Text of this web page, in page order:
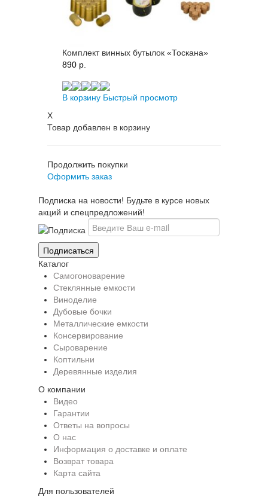
Комплект винных бутылок «Тоскана»
890 p.
В корзину Быстрый просмотр
X
Товар добавлен в корзину
Продолжить покупки
Оформить заказ
Подписка на новости! Будьте в курсе новых
акций и спецпредложений!
Каталог
Самогоноварение
Стеклянные емкости
Виноделие
Дубовые бочки
Металлические емкости
Консервирование
Сыроварение
Коптильни
Деревянные изделия
О компании
Видео
Гарантии
Ответы на вопросы
О нас
Информация о доставке и оплате
Возврат товара
Карта сайта
Для пользователей